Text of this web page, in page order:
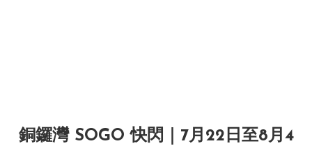
銅鑼灣 SOGO 快閃｜7月22日至8月4